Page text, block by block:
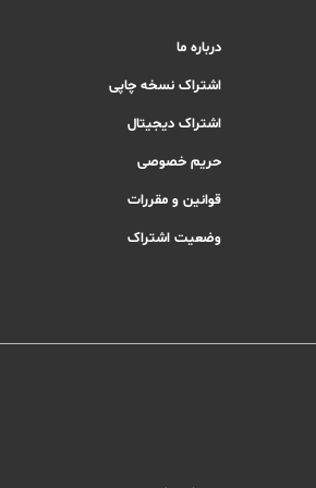
درباره ما
اشتراک نسخه چاپی
اشتراک دیجیتال
حریم خصوصی
قوانین و مقررات
وضعیت اشتراک